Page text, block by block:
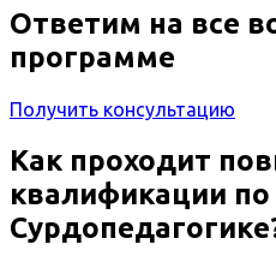
Ответим на все
программе
Получить консультацию
Как проходит
квалификации по